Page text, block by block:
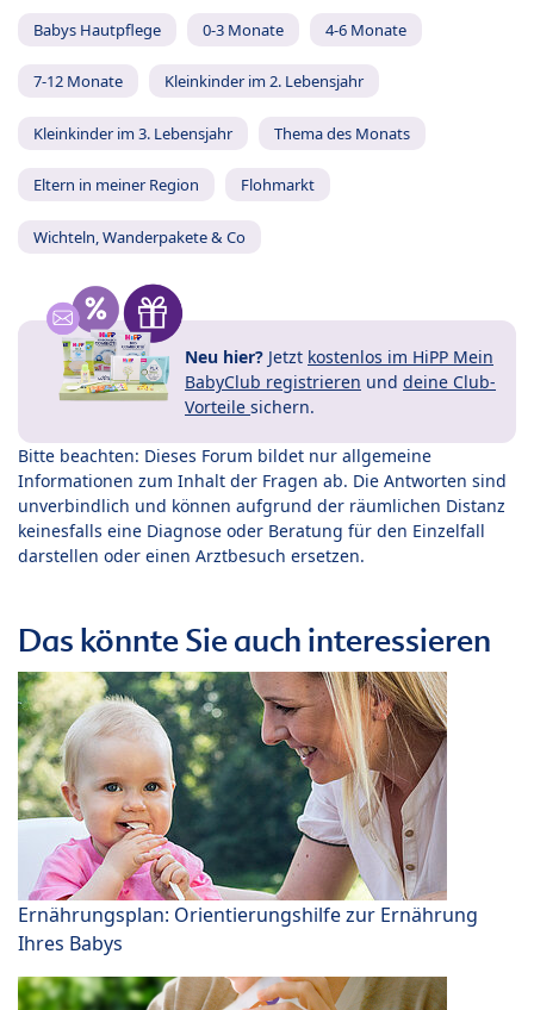
Babys Hautpflege 0-3 Monate 4-6 Monate
7-12 Monate Kleinkinder im 2. Lebensjahr
Kleinkinder im 3. Lebensjahr Thema des Monats
Eltern in meiner Region Flohmarkt
Wichteln, Wanderpakete & Co
Neu hier? Jetzt kostenlos im HiPP Mein
BabyClub registrieren und deine Club-
Vorteile sichern.
Bitte beachten: Dieses Forum bildet nur allgemeine
Informationen zum Inhalt der Fragen ab. Die Antworten sind
unverbindlich und können aufgrund der räumlichen Distanz
keinesfalls eine Diagnose oder Beratung für den Einzelfall
darstellen oder einen Arztbesuch ersetzen.
Das könnte Sie auch interessieren
Ernährungsplan: Orientierungshilfe zur Ernährung
Ihres Babys